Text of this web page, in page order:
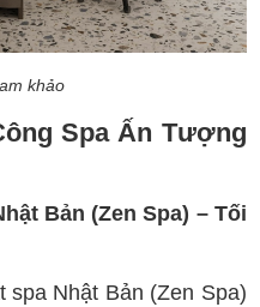
khảo
Spa Ấn Tượng
Bản (Zen Spa) – Tối
spa Nhật Bản (Zen Spa)